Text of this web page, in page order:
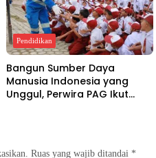
Pendidikan
Bangun Sumber Daya
Manusia Indonesia yang
Unggul, Perwira PAG Ikut
Ruas yang wajib ditandai *